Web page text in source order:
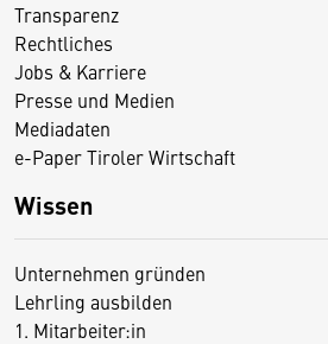
Transparenz
Rechtliches
Jobs & Karriere
Presse und Medien
Mediadaten
e-Paper Tiroler Wirtschaft
Wissen
Unternehmen gründen
Lehrling ausbilden
1. Mitarbeiter:in